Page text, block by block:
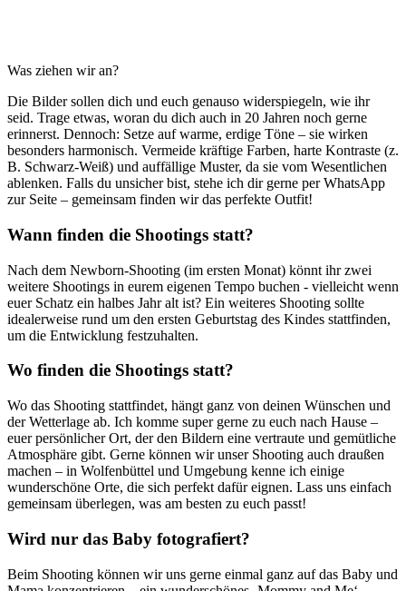
Was ziehen wir an?
Die Bilder sollen dich und euch genauso widerspiegeln, wie ihr
seid. Trage etwas, woran du dich auch in 20 Jahren noch gerne
erinnerst. Dennoch: Setze auf warme, erdige Töne – sie wirken
besonders harmonisch. Vermeide kräftige Farben, harte Kontraste (z.
B. Schwarz-Weiß) und auffällige Muster, da sie vom Wesentlichen
ablenken. Falls du unsicher bist, stehe ich dir gerne per WhatsApp
zur Seite – gemeinsam finden wir das perfekte Outfit!
Wann finden die Shootings statt?
Nach dem Newborn-Shooting (im ersten Monat) könnt ihr zwei
weitere Shootings in eurem eigenen Tempo buchen - vielleicht wenn
euer Schatz ein halbes Jahr alt ist? Ein weiteres Shooting sollte
idealerweise rund um den ersten Geburtstag des Kindes stattfinden,
um die Entwicklung festzuhalten.
Wo finden die Shootings statt?
Wo das Shooting stattfindet, hängt ganz von deinen Wünschen und
der Wetterlage ab. Ich komme super gerne zu euch nach Hause –
euer persönlicher Ort, der den Bildern eine vertraute und gemütliche
Atmosphäre gibt. Gerne können wir unser Shooting auch draußen
machen – in Wolfenbüttel und Umgebung kenne ich einige
wunderschöne Orte, die sich perfekt dafür eignen. Lass uns einfach
gemeinsam überlegen, was am besten zu euch passt!
Wird nur das Baby fotografiert?
Beim Shooting können wir uns gerne einmal ganz auf das Baby und